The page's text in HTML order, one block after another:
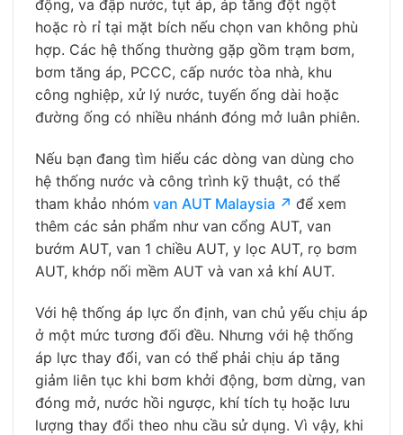
động, va đập nước, tụt áp, áp tăng đột ngột
hoặc rò rỉ tại mặt bích nếu chọn van không phù
hợp. Các hệ thống thường gặp gồm trạm bơm,
bơm tăng áp, PCCC, cấp nước tòa nhà, khu
công nghiệp, xử lý nước, tuyến ống dài hoặc
đường ống có nhiều nhánh đóng mở luân phiên.
Nếu bạn đang tìm hiểu các dòng van dùng cho
hệ thống nước và công trình kỹ thuật, có thể
tham khảo nhóm van AUT Malaysia ↗ để xem
thêm các sản phẩm như van cổng AUT, van
bướm AUT, van 1 chiều AUT, y lọc AUT, rọ bơm
AUT, khớp nối mềm AUT và van xả khí AUT.
Với hệ thống áp lực ổn định, van chủ yếu chịu áp
ở một mức tương đối đều. Nhưng với hệ thống
áp lực thay đổi, van có thể phải chịu áp tăng
giảm liên tục khi bơm khởi động, bơm dừng, van
đóng mở, nước hồi ngược, khí tích tụ hoặc lưu
lượng thay đổi theo nhu cầu sử dụng. Vì vậy, khi